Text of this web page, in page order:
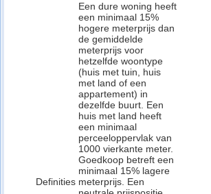
Definities
Een dure woning heeft
een minimaal 15%
hogere meterprijs dan
de gemiddelde
meterprijs voor
hetzelfde woontype
(huis met tuin, huis
met land of een
appartement) in
dezelfde buurt. Een
huis met land heeft
een minimaal
perceeloppervlak van
1000 vierkante meter.
Goedkoop betreft een
minimaal 15% lagere
meterprijs. Een